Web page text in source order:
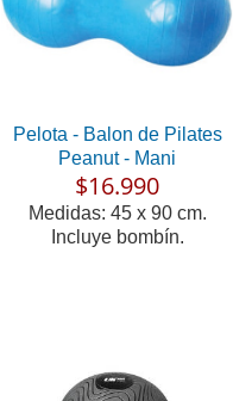
Pelota - Balon de Pilates
Peanut - Mani
$16.990
Medidas: 45 x 90 cm.
Incluye bombín.